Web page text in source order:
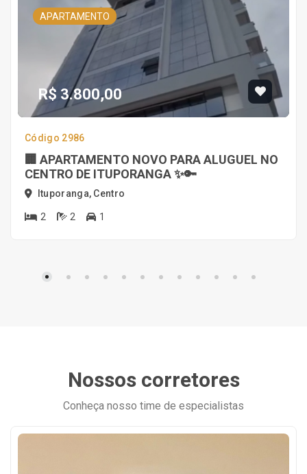
APARTAMENTO
R$ 3.800,00
Código 2986
🏢 APARTAMENTO NOVO PARA ALUGUEL NO
CENTRO DE ITUPORANGA ✨🔑
Ituporanga, Centro
2 2 1
Nossos corretores
Conheça nosso time de especialistas